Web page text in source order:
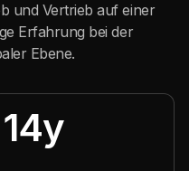
und Vertrieb auf einer
Erfahrung bei der
Ebene.
14y